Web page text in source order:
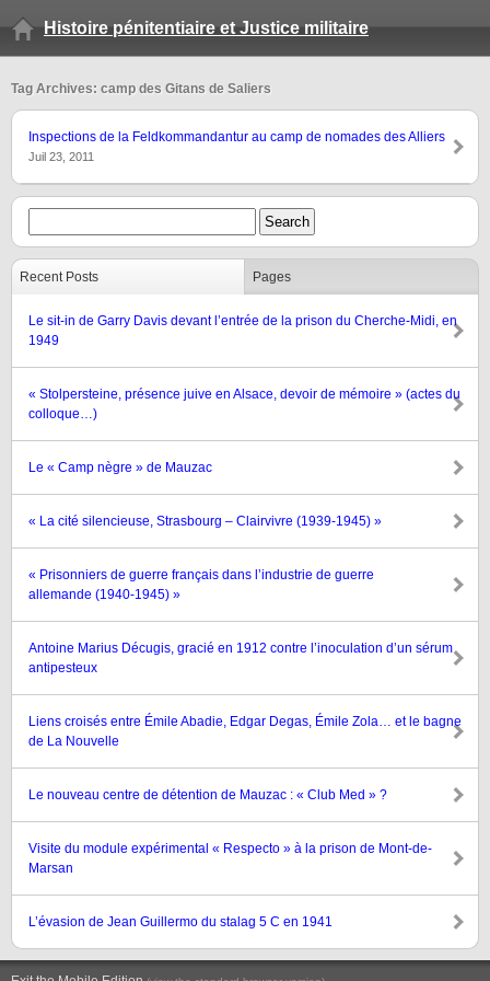
Histoire pénitentiaire et Justice militaire
Tag Archives: camp des Gitans de Saliers
Inspections de la Feldkommandantur au camp de nomades des Alliers
Juil 23, 2011
Recent Posts Pages
Le sit-in de Garry Davis devant l’entrée de la prison du Cherche-Midi, en
1949
« Stolpersteine, présence juive en Alsace, devoir de mémoire » (actes du
colloque…)
Le « Camp nègre » de Mauzac
« La cité silencieuse, Strasbourg – Clairvivre (1939-1945) »
« Prisonniers de guerre français dans l’industrie de guerre
allemande (1940-1945) »
Antoine Marius Décugis, gracié en 1912 contre l’inoculation d’un sérum
antipesteux
Liens croisés entre Émile Abadie, Edgar Degas, Émile Zola… et le bagne
de La Nouvelle
Le nouveau centre de détention de Mauzac : « Club Med » ?
Visite du module expérimental « Respecto » à la prison de Mont-de-
Marsan
L’évasion de Jean Guillermo du stalag 5 C en 1941